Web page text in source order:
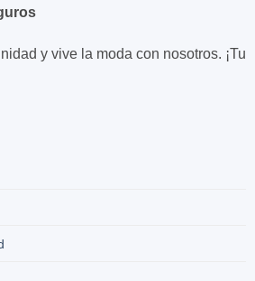
y vive la moda con nosotros. ¡Tu